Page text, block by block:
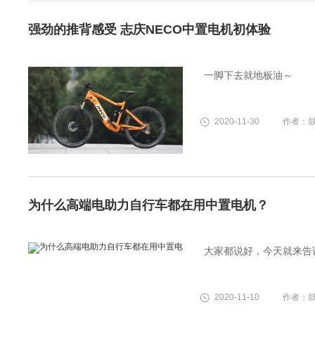
强劲的推背感受 志庆NECO中置电机初体验
一脚下去就地板油～
2020-11-30 作者：
为什么高端电助力自行车都在用中置电机？
大家都说好，今天就来
2020-11-10 作者：